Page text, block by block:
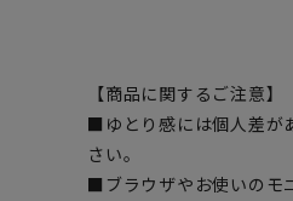
【商品に関するご注意】
■ゆとり感には個人差が
さい。
■ブラウザやお使いのモ